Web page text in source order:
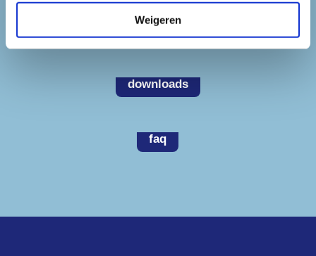
Weigeren
governance
downloads
faq